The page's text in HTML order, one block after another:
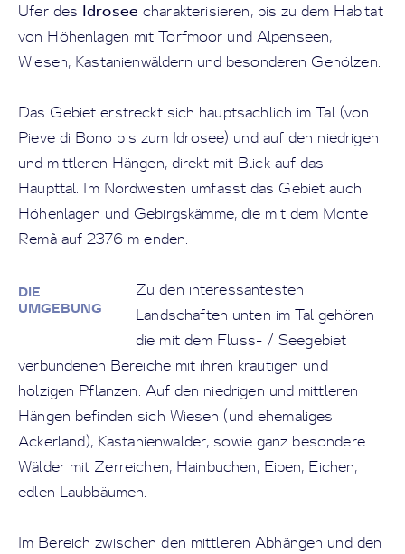
Ufer des Idrosee charakterisieren, bis zu dem Habitat
von Höhenlagen mit Torfmoor und Alpenseen,
Wiesen, Kastanienwäldern und besonderen Gehölzen.
Das Gebiet erstreckt sich hauptsächlich im Tal (von
Pieve di Bono bis zum Idrosee) und auf den niedrigen
und mittleren Hängen, direkt mit Blick auf das
Haupttal. Im Nordwesten umfasst das Gebiet auch
Höhenlagen und Gebirgskämme, die mit dem Monte
Remà auf 2376 m enden.
DIE
UMGEBUNG
Zu den interessantesten
Landschaften unten im Tal gehören
die mit dem Fluss- / Seegebiet
verbundenen Bereiche mit ihren krautigen und
holzigen Pflanzen. Auf den niedrigen und mittleren
Hängen befinden sich Wiesen (und ehemaliges
Ackerland), Kastanienwälder, sowie ganz besondere
Wälder mit Zerreichen, Hainbuchen, Eiben, Eichen,
edlen Laubbäumen.
Im Bereich zwischen den mittleren Abhängen und den